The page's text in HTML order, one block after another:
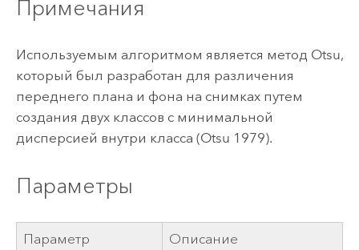
Примечания
Используемым алгоритмом является метод Otsu,
который был разработан для различения
переднего плана и фона на снимках путем
создания двух классов с минимальной
дисперсией внутри класса (Otsu 1979).
Параметры
Параметр Описание